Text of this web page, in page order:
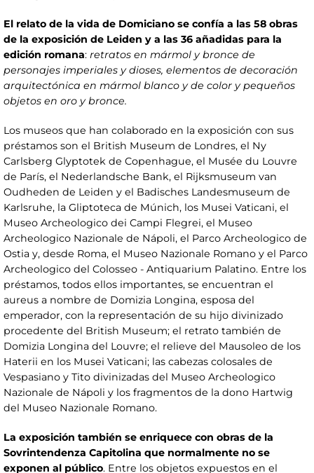
El relato de la vida de Domiciano se confía a las 58 obras
de la exposición de Leiden y a las 36 añadidas para la
edición romana: retratos en mármol y bronce de
personajes imperiales y dioses, elementos de decoración
arquitectónica en mármol blanco y de color y pequeños
objetos en oro y bronce.
Los museos que han colaborado en la exposición con sus
préstamos son el British Museum de Londres, el Ny
Carlsberg Glyptotek de Copenhague, el Musée du Louvre
de París, el Nederlandsche Bank, el Rijksmuseum van
Oudheden de Leiden y el Badisches Landesmuseum de
Karlsruhe, la Gliptoteca de Múnich, los Musei Vaticani, el
Museo Archeologico dei Campi Flegrei, el Museo
Archeologico Nazionale de Nápoli, el Parco Archeologico de
Ostia y, desde Roma, el Museo Nazionale Romano y el Parco
Archeologico del Colosseo - Antiquarium Palatino. Entre los
préstamos, todos ellos importantes, se encuentran el
aureus a nombre de Domizia Longina, esposa del
emperador, con la representación de su hijo divinizado
procedente del British Museum; el retrato también de
Domizia Longina del Louvre; el relieve del Mausoleo de los
Haterii en los Musei Vaticani; las cabezas colosales de
Vespasiano y Tito divinizadas del Museo Archeologico
Nazionale de Nápoli y los fragmentos de la dono Hartwig
del Museo Nazionale Romano.
La exposición también se enriquece con obras de la
Sovrintendenza Capitolina que normalmente no se
exponen al público. Entre los objetos expuestos en el